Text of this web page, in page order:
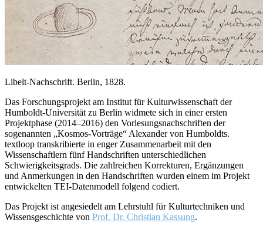
Libelt-Nachschrift. Berlin, 1828.
Das Forschungsprojekt am Institut für Kulturwissenschaft der
Humboldt-Universität zu Berlin widmete sich in einer ersten
Projektphase (2014–2016) den Vorlesungsnachschriften der
sogenannten „Kosmos-Vorträge“ Alexander von Humboldts.
textloop transkribierte in enger Zusammenarbeit mit den
Wissenschaftlern fünf Handschriften unterschiedlichen
Schwierigkeitsgrads. Die zahlreichen Korrekturen, Ergänzungen
und Anmerkungen in den Handschriften wurden einem im Projekt
entwickelten TEI-Datenmodell folgend codiert.
Das Projekt ist angesiedelt am Lehrstuhl für Kulturtechniken und
Wissensgeschichte von Prof. Dr. Christian Kassung.